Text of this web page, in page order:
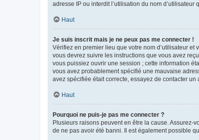
adresse IP ou interdit l’utilisation du nom
Haut
Je suis inscrit mais je ne peux pas me connecter !
Vérifiez en premier lieu que votre nom d’utilisateur
vous devrez suivre les instructions que vous avez
vous puissiez ouvrir une session ; cette information
vous avez probablement spécifié une mauvaise
avez spécifiée était correcte, essayez de contacter un
Haut
Pourquoi ne puis-je pas me connecter ?
Plusieurs raisons peuvent en être la cause. Assurez-
de ne pas avoir été banni. Il est également possible